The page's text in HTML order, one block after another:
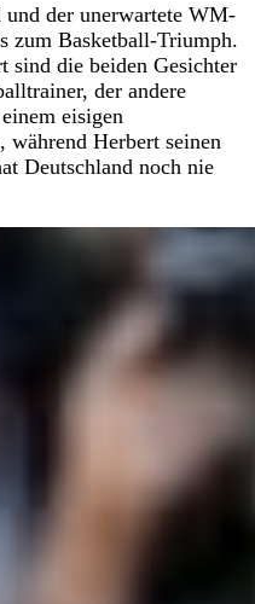
und der unerwartete WM-
zum Basketball-Triumph.
sind die beiden Gesichter
der andere
eisigen
während Herbert seinen
Deutschland noch nie